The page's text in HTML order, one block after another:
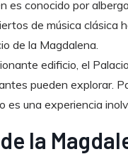
es conocido por
de música clásica
de la Magdalena.
edificio, el
pueden explorar.
es una experiencia
la